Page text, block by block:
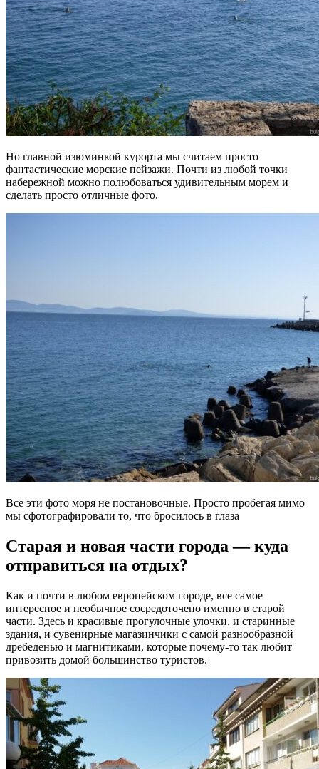
Но главной изюминкой курорта мы считаем просто
фантастические морские пейзажи. Почти из любой точки
набережной можно полюбоваться удивительным морем и
сделать просто отличные фото.
Все эти фото моря не постановочные. Просто пробегая мимо
мы сфотографировали то, что бросилось в глаза
Старая и новая части города — куда
отправиться на отдых?
Как и почти в любом европейском городе, все самое
интересное и необычное сосредоточено именно в старой
части. Здесь и красивые прогулочные улочки, и старинные
здания, и сувенирные магазинчики с самой разнообразной
дребеденью и магнитиками, которые почему-то так любит
привозить домой большинство туристов.